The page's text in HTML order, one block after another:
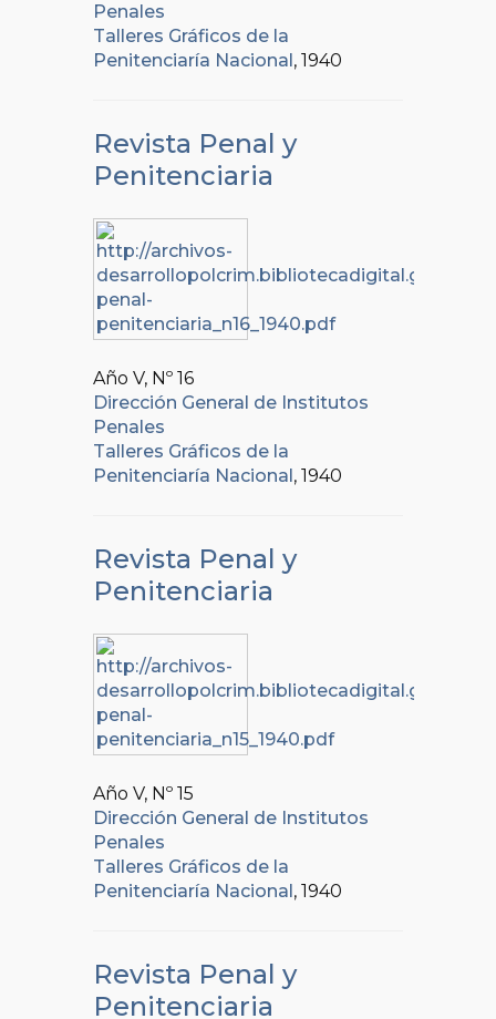
Penales
Talleres Gráficos de la
Penitenciaría Nacional , 1940
Revista Penal y
Penitenciaria
Año V, Nº 16
Dirección General de Institutos
Penales
Talleres Gráficos de la
Penitenciaría Nacional , 1940
Revista Penal y
Penitenciaria
Año V, Nº 15
Dirección General de Institutos
Penales
Talleres Gráficos de la
Penitenciaría Nacional , 1940
Revista Penal y
Penitenciaria